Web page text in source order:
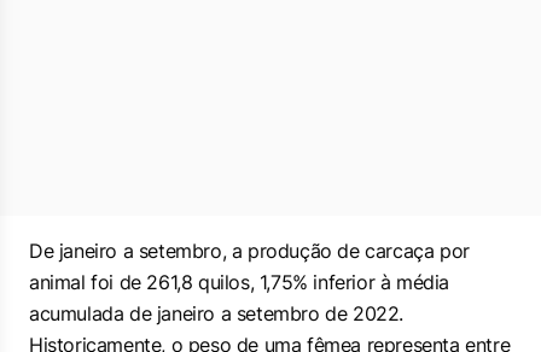
De janeiro a setembro, a produção de carcaça por
animal foi de 261,8 quilos, 1,75% inferior à média
acumulada de janeiro a setembro de 2022.
Historicamente, o peso de uma fêmea representa entre